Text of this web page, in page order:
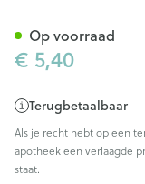
€ 5,40
Terugbetaalbaar
Als je recht hebt op een
apotheek een verlaagde
staat.
Op voorraad